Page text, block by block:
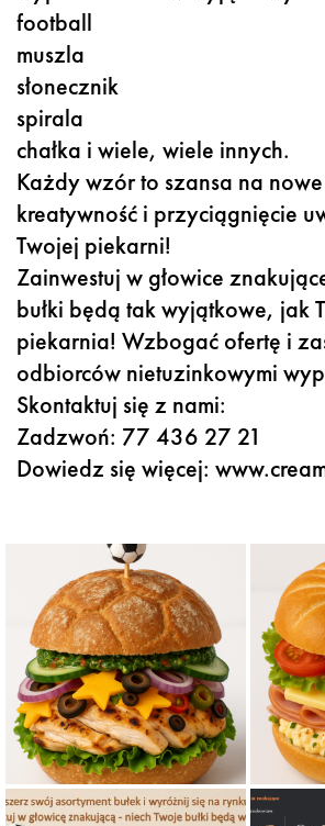
football
muszla
słonecznik
spirala
chałka i wiele, wiele innych.
Każdy wzór to szansa na
kreatywność i przyciągnięcie
Twojej piekarni!
Zainwestuj w głowice
bułki będą tak wyjątkowe, jak
piekarnia! Wzbogać ofertę i
odbiorców nietuzinkowymi
Skontaktuj się z nami:
Zadzwoń: 77 436 27 21
Dowiedz się więcej: